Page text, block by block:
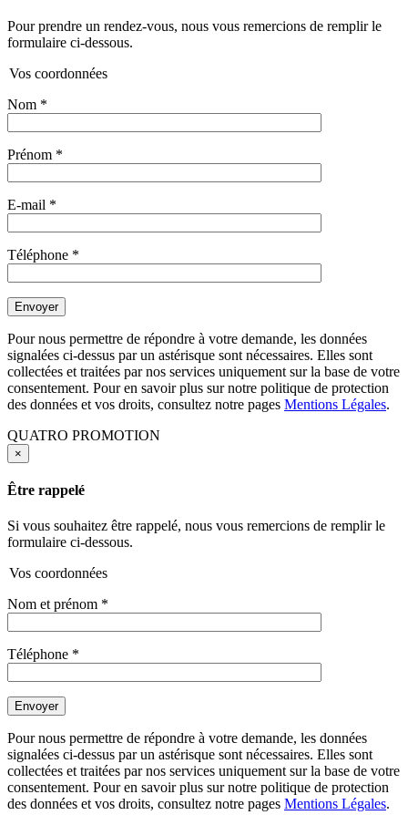
Pour prendre un rendez-vous, nous vous remercions de remplir le
formulaire ci-dessous.
Vos coordonnées
Nom *
Prénom *
E-mail *
Téléphone *
Pour nous permettre de répondre à votre demande, les données
signalées ci-dessus par un astérisque sont nécessaires. Elles sont
collectées et traitées par nos services uniquement sur la base de votre
consentement. Pour en savoir plus sur notre politique de protection
des données et vos droits, consultez notre pages Mentions Légales.
QUATRO PROMOTION
×
Être rappelé
Si vous souhaitez être rappelé, nous vous remercions de remplir le
formulaire ci-dessous.
Vos coordonnées
Nom et prénom *
Téléphone *
Pour nous permettre de répondre à votre demande, les données
signalées ci-dessus par un astérisque sont nécessaires. Elles sont
collectées et traitées par nos services uniquement sur la base de votre
consentement. Pour en savoir plus sur notre politique de protection
des données et vos droits, consultez notre pages Mentions Légales.